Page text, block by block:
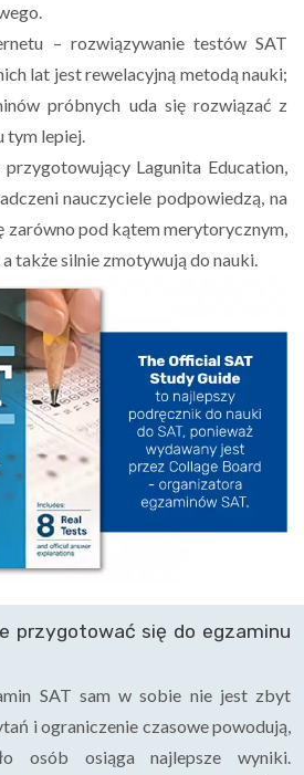
– rozwiązywanie testów SAT
lat jest rewelacyjną metodą nauki;
próbnych uda się rozwiązać z
tym lepiej.
Lagunita Education,
nauczyciele podpowiedzą, na
zarówno pod kątem merytorycznym,
także silnie zmotywują do nauki.
przygotować się do egzaminu
SAT sam w sobie nie jest zbyt
i ograniczenie czasowe powodują,
osób osiąga najlepsze wyniki.